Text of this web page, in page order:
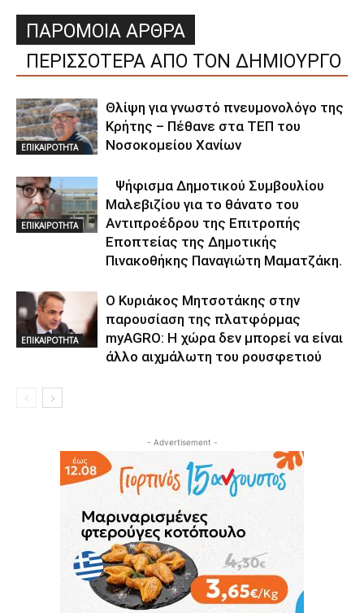
ΠΑΡΟΜΟΙΑ ΑΡΘΡΑ
ΠΕΡΙΣΣΟΤΕΡΑ ΑΠΟ ΤΟΝ ΔΗΜΙΟΥΡΓΟ
ΕΠΙΚΑΙΡΟΤΗΤΑ
Θλίψη για γνωστό πνευμονολόγο της
Κρήτης – Πέθανε στα ΤΕΠ του
Νοσοκομείου Χανίων
ΕΠΙΚΑΙΡΟΤΗΤΑ
Ψήφισμα Δημοτικού Συμβουλίου
Μαλεβιζίου για το θάνατο του
Αντιπροέδρου της Επιτροπής
Εποπτείας της Δημοτικής
Πινακοθήκης Παναγιώτη Μαματζάκη.
ΕΠΙΚΑΙΡΟΤΗΤΑ
Ο Κυριάκος Μητσοτάκης στην
παρουσίαση της πλατφόρμας
myAGRO: Η χώρα δεν μπορεί να είναι
άλλο αιχμάλωτη του ρουσφετιού
- Advertisement -